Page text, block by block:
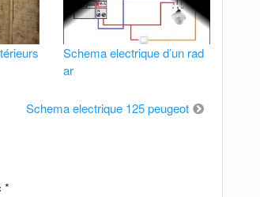
Schema electrique d’un rad
ar
Schema electrique 125 peugeot
*